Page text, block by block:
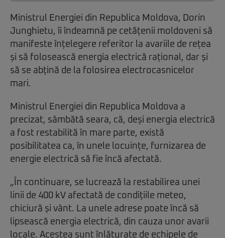
Ministrul Energiei din Republica Moldova, Dorin
Junghietu, îi îndeamnă pe cetățenii moldoveni să
manifeste înțelegere referitor la avariile de rețea
și să folosească energia electrică rațional, dar și
să se abțină de la folosirea electrocasnicelor
mari.
Ministrul Energiei din Republica Moldova a
precizat, sâmbătă seara, că, deși energia electrică
a fost restabilită în mare parte, există
posibilitatea ca, în unele locuințe, furnizarea de
energie electrică să fie încă afectată.
„În continuare, se lucrează la restabilirea unei
linii de 400 kV afectată de condițiile meteo,
chiciură și vânt. La unele adrese poate încă să
lipsească energia electrică, din cauza unor avarii
locale. Acestea sunt înlăturate de echipele de